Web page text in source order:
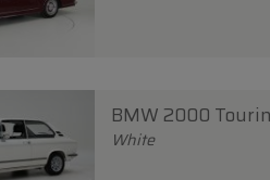
BMW 2000
White